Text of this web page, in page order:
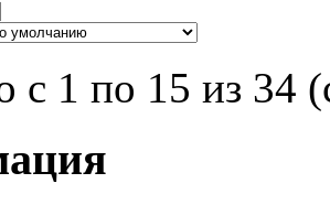
с 1 по 15 из 34